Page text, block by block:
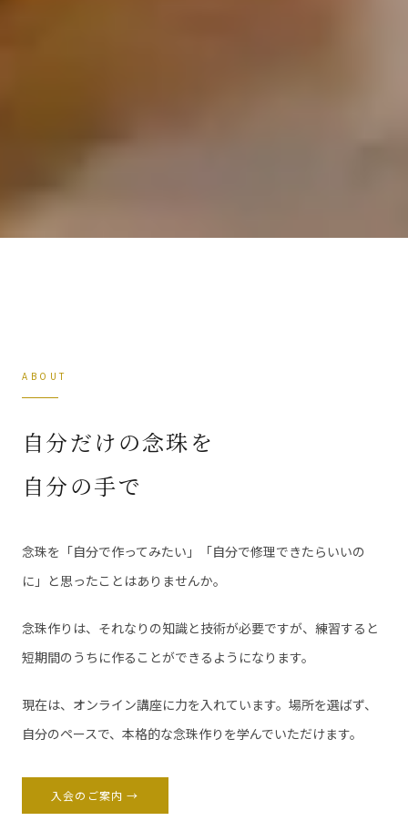
ABOUT
自分だけの念珠を
自分の手で
念珠を「自分で作ってみたい」「自分で修理できたらいいの
に」と思ったことはありませんか。
念珠作りは、それなりの知識と技術が必要ですが、練習すると
短期間のうちに作ることができるようになります。
現在は、オンライン講座に力を入れています。場所を選ばず、
自分のペースで、本格的な念珠作りを学んでいただけます。
入会のご案内 →